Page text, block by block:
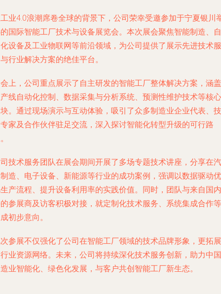
业4.0浪潮席卷全球的背景下，公司荣幸受邀参加于宁夏银川
国际智能工厂技术与设备展览会。本次展会聚焦智能制造、自
设备及工业物联网等前沿领域，为公司提供了展示先进技术服
行业解决方案的绝佳平台。
上，公司重点展示了自主研发的智能工厂整体解决方案，涵盖
线自动化控制、数据采集与分析系统、预测性维护技术等核心
。通过现场演示与互动体验，吸引了众多制造业企业代表、技
家及合作伙伴驻足交流，深入探讨智能化转型升级的可行路
技术服务团队在展会期间开展了多场专题技术讲座，分享在汽
造、电子设备、新能源等行业的成功案例，强调以数据驱动优
产流程、提升设备利用率的实践价值。同时，团队与来自国内
参展商及访客积极对接，就定制化技术服务、系统集成合作等
初步意向。
参展不仅强化了公司在智能工厂领域的技术品牌形象，更拓展
业资源网络。未来，公司将持续深化技术服务创新，助力中国
业智能化、绿色化发展，与客户共创智能工厂新生态。